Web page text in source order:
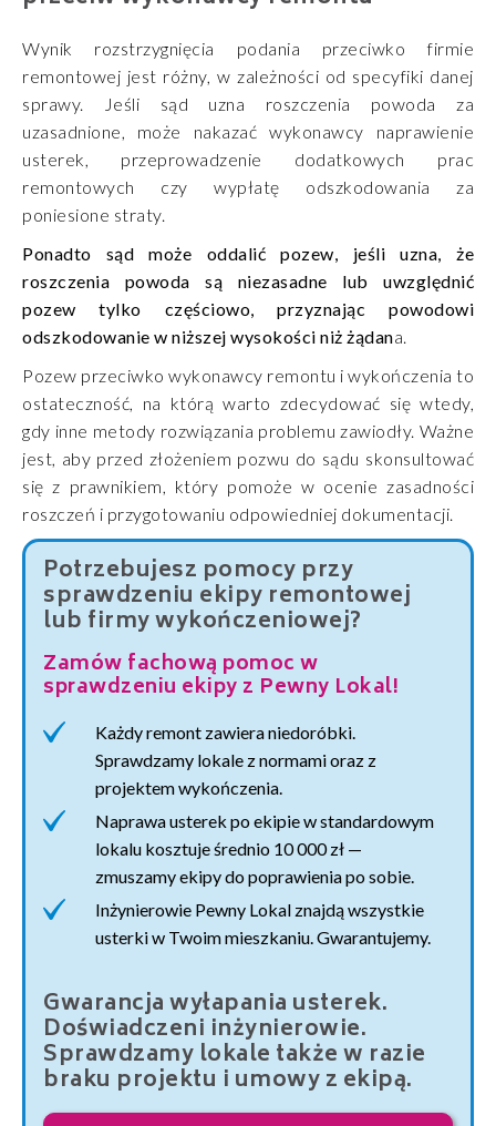
Wynik rozstrzygnięcia podania przeciwko firmie
remontowej jest różny, w zależności od specyfiki danej
sprawy. Jeśli sąd uzna roszczenia powoda za
uzasadnione, może nakazać wykonawcy naprawienie
usterek, przeprowadzenie dodatkowych prac
remontowych czy wypłatę odszkodowania za
poniesione straty.
Ponadto sąd może oddalić pozew, jeśli uzna, że
roszczenia powoda są niezasadne lub uwzględnić
pozew tylko częściowo, przyznając powodowi
odszkodowanie w niższej wysokości niż żądana.
Pozew przeciwko wykonawcy remontu i wykończenia to
ostateczność, na którą warto zdecydować się wtedy,
gdy inne metody rozwiązania problemu zawiodły. Ważne
jest, aby przed złożeniem pozwu do sądu skonsultować
się z prawnikiem, który pomoże w ocenie zasadności
roszczeń i przygotowaniu odpowiedniej dokumentacji.
Potrzebujesz pomocy przy
sprawdzeniu ekipy remontowej
lub firmy wykończeniowej?
Zamów fachową pomoc w
sprawdzeniu ekipy z Pewny Lokal!
Każdy remont zawiera niedoróbki.
Sprawdzamy lokale z normami oraz z
projektem wykończenia.
Naprawa usterek po ekipie w standardowym
lokalu kosztuje średnio 10 000 zł —
zmuszamy ekipy do poprawienia po sobie.
Inżynierowie Pewny Lokal znajdą wszystkie
usterki w Twoim mieszkaniu. Gwarantujemy.
Gwarancja wyłapania usterek.
Doświadczeni inżynierowie.
Sprawdzamy lokale także w razie
braku projektu i umowy z ekipą.